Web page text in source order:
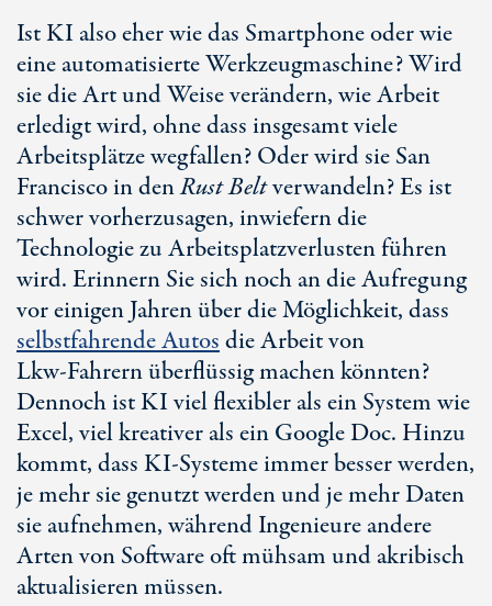
Ist KI also eher wie das Smartphone oder wie
eine automatisierte Werkzeugmaschine? Wird
sie die Art und Weise verändern, wie Arbeit
erledigt wird, ohne dass insgesamt viele
Arbeitsplätze wegfallen? Oder wird sie San
Francisco in denRust Beltverwandeln? Es ist
schwer vorherzusagen, inwiefern die
Technologie zu Arbeitsplatzverlusten führen
wird. Erinnern Sie sich noch an die Aufregung
vor einigen Jahren über die Möglichkeit, dass
selbstfahrende Autosdie Arbeit von
Lkw-Fahrernüberflüssig machen könnten?
Dennoch ist KI viel flexibler als ein System wie
Excel, viel kreativer als einGoogle Doc. Hinzu
kommt, dassKI-Systemeimmer besser werden,
je mehr sie genutzt werden und je mehr Daten
sie aufnehmen, während Ingenieure andere
Arten von Software oft mühsam und akribisch
aktualisieren müssen.